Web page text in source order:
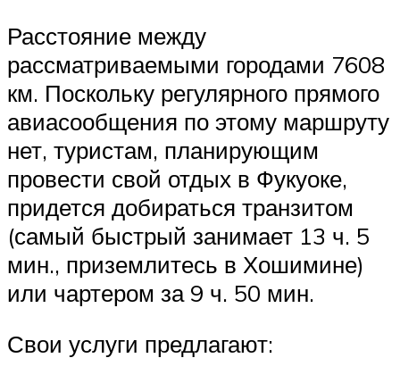
Расстояние между
рассматриваемыми городами 7608
км. Поскольку регулярного прямого
авиасообщения по этому маршруту
нет, туристам, планирующим
провести свой отдых в Фукуоке,
придется добираться транзитом
(самый быстрый занимает 13 ч. 5
мин., приземлитесь в Хошимине)
или чартером за 9 ч. 50 мин.
Свои услуги предлагают: